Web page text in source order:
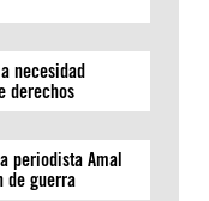
necesidad
derechos
periodista Amal
de guerra